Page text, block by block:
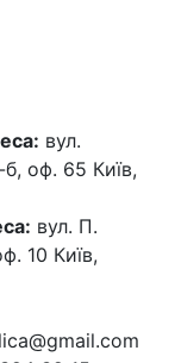
вул.
оф. 65 Київ,
вул. П.
10 Київ,